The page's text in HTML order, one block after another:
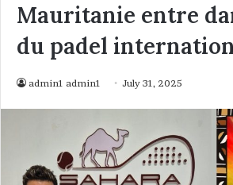
Mauritanie entre
du padel
admin1 admin1 July 31, 2025